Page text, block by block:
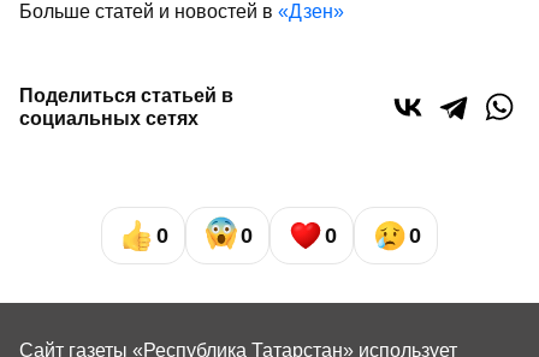
Больше статей и новостей в «Дзен»
Поделиться статьей в
социальных сетях
0 0 0 0
Сайт газеты «Республика Татарстан» использует